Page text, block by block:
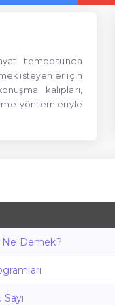
temposunda
isteyenler için
kalıpları,
yöntemleriyle
Ne Demek?